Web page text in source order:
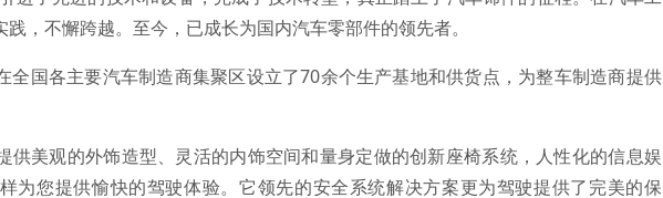
，不懈跨越。至今，已成长为国内汽车零部件的领先者。
国各主要汽车制造商集聚区设立了70余个生产基地和供货点，为整车制造商提供
美观的外饰造型、灵活的内饰空间和量身定做的创新座椅系统，人性化的信息娱
为您提供愉快的驾驶体验。它领先的安全系统解决方案更为驾驶提供了完美的保